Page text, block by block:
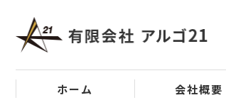
ホーム 会社概要